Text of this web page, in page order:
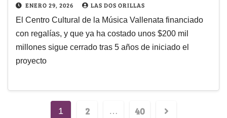
ENERO 29, 2026 LAS DOS ORILLAS
El Centro Cultural de la Música Vallenata financiado
con regalías, y que ya ha costado unos $200 mil
millones sigue cerrado tras 5 años de iniciado el
proyecto
1 2 … 40